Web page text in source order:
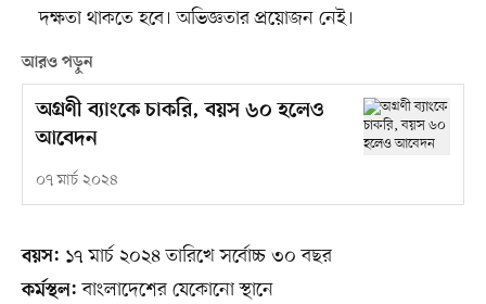
দক্ষতা থাকতে হবে। অভিজ্ঞতার প্রয়োজন নেই।
আরও পড়ুন
অগ্রণী ব্যাংকে চাকরি, বয়স ৬০ হলেও
আবেদন
০৭ মার্চ ২০২৪
বয়স: ১৭ মার্চ ২০২৪ তারিখে সর্বোচ্চ ৩০ বছর
কর্মস্থল: বাংলাদেশের যেকোনো স্থানে